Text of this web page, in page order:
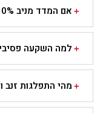
אם המדד מניב 10% בשנה, למה רוב המניות מפסידות?
למה השקעה
מהי התפלגות זנב